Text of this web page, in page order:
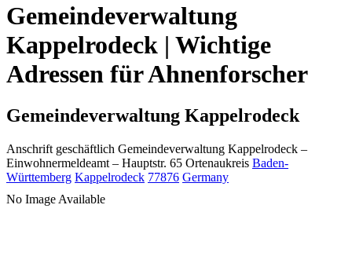
Gemeindeverwaltung
Kappelrodeck | Wichtige
Adressen für Ahnenforscher
Gemeindeverwaltung Kappelrodeck
Anschrift geschäftlich Gemeindeverwaltung Kappelrodeck –
Einwohnermeldeamt – Hauptstr. 65 Ortenaukreis Baden-
Württemberg Kappelrodeck 77876 Germany
No Image Available